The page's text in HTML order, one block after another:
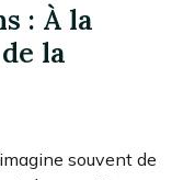
: À la
la
souvent de